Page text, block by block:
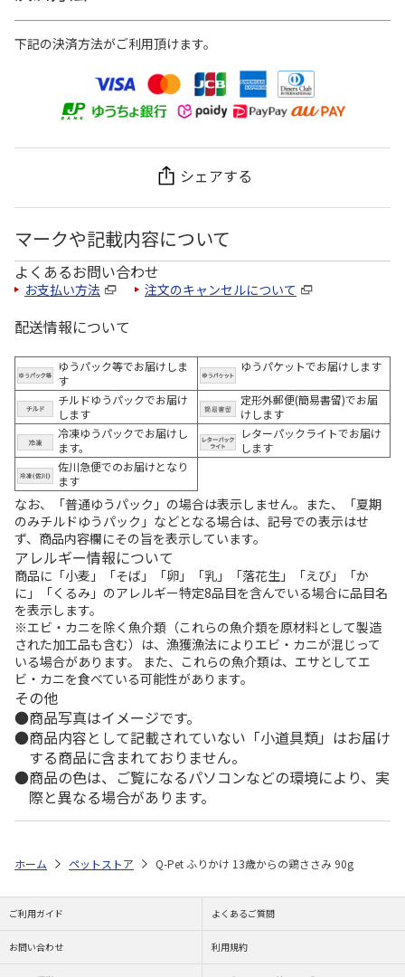
下記の決済方法がご利用頂けます。
シェアする
マークや記載内容について
よくあるお問い合わせ
お支払い方法 注文のキャンセルについて
配送情報について
ゆうパック等でお届けしま
す
ゆうパケットでお届けします
チルドゆうパックでお届け
します
定形外郵便(簡易書留)でお届
けします
冷凍ゆうパックでお届けし
ます。
レターパックライトでお届け
します
佐川急便でのお届けとなり
ます
なお、「普通ゆうパック」の場合は表示しません。また、「夏期
のみチルドゆうパック」などとなる場合は、記号での表示はせ
ず、商品内容欄にその旨を表示しています。
アレルギー情報について
商品に「小麦」「そば」「卵」「乳」「落花生」「えび」「か
に」「くるみ」のアレルギー特定8品目を含んでいる場合に品目名
を表示します。
※エビ・カニを除く魚介類（これらの魚介類を原材料として製造
された加工品も含む）は、漁獲漁法によりエビ・カニが混じって
いる場合があります。 また、これらの魚介類は、エサとしてエ
ビ・カニを食べている可能性があります。
その他
商品写真はイメージです。
商品内容として記載されていない「小道具類」はお届け
する商品に含まれておりません。
商品の色は、ご覧になるパソコンなどの環境により、実
際と異なる場合があります。
ホーム ペットストア Q-Pet ふりかけ 13歳からの鶏ささみ 90g
ご利用ガイド よくあるご質問
お問い合わせ 利用規約